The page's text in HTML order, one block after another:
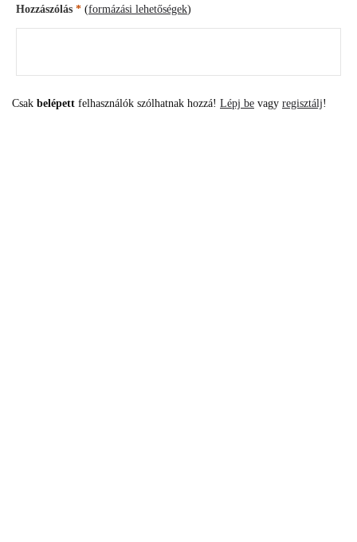
Hozzászólás * (formázási lehetőségek)
Csak belépett felhasználók szólhatnak hozzá! Lépj be vagy regisztálj!